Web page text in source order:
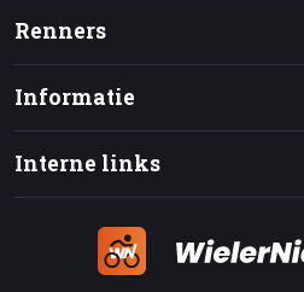
Renners
Informatie
Interne links